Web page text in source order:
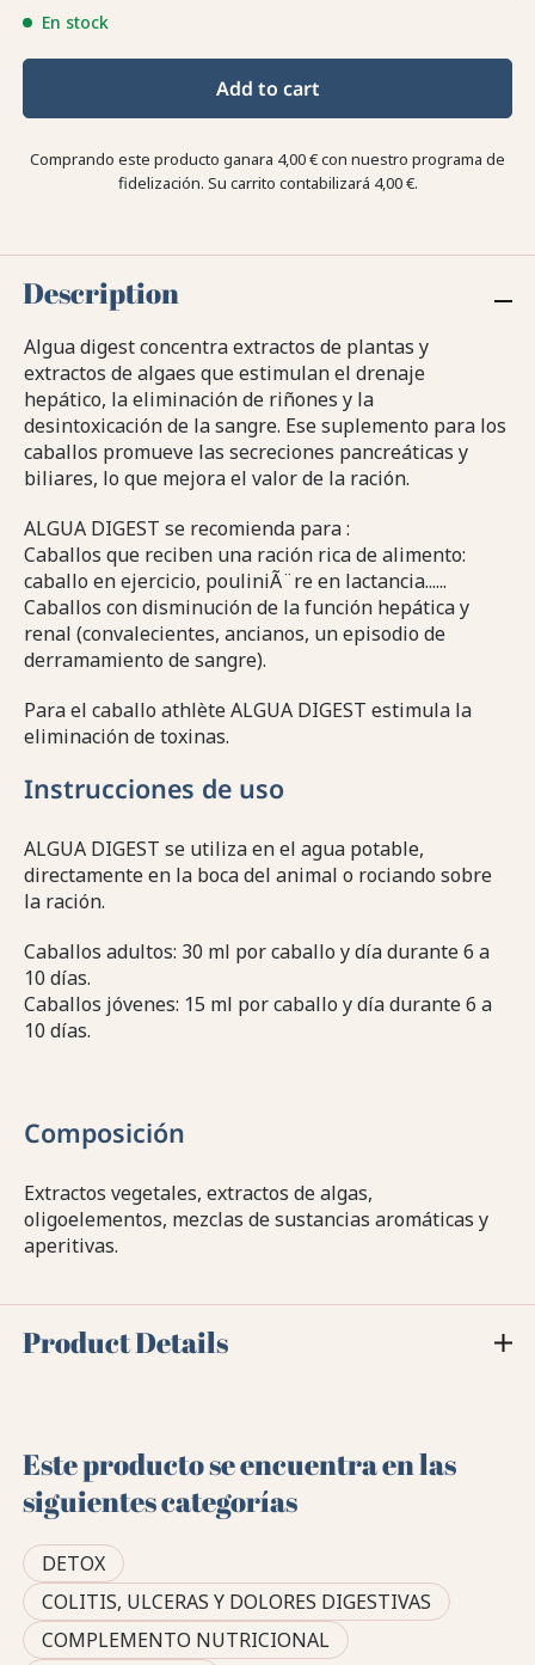
En stock
Add to cart
Comprando este producto ganara 4,00 €con nuestro programa de
fidelización. Su carrito contabilizará 4,00 €.
Description
Algua digest concentra extractos de plantas y
extractos de algaes que estimulan el drenaje
hepático, la eliminación de riñones y la
desintoxicación de la sangre. Ese suplemento para los
caballos promueve las secreciones pancreáticas y
biliares, lo que mejora el valor de la ración.
ALGUA DIGEST se recomienda para :
Caballos que reciben una ración rica de alimento:
caballo en ejercicio, pouliniÃ¨re en lactancia......
Caballos con disminución de la función hepática y
renal (convalecientes, ancianos, un episodio de
derramamiento de sangre).
Para el caballo athlète ALGUA DIGEST estimula la
eliminación de toxinas.
Instrucciones de uso
ALGUA DIGEST se utiliza en el agua potable,
directamente en la boca del animal o rociando sobre
la ración.
Caballos adultos: 30 ml por caballo y día durante 6 a
10 días.
Caballos jóvenes: 15 ml por caballo y día durante 6 a
10 días.
Composición
Extractos vegetales, extractos de algas,
oligoelementos, mezclas de sustancias aromáticas y
aperitivas.
Product Details
Este producto se encuentra en las
siguientes categorías
DETOX
COLITIS, ULCERAS Y DOLORES DIGESTIVAS
COMPLEMENTO NUTRICIONAL